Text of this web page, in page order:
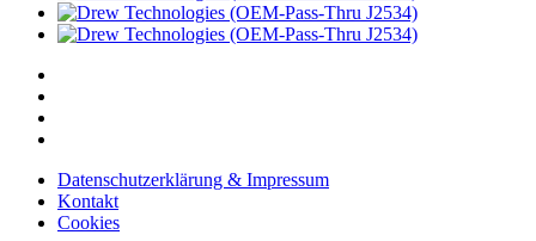
Datenschutzerklärung & Impressum
Kontakt
Cookies